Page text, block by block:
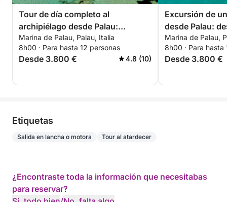
Tour de día completo al
archipiélago desde Palau:
Caprera, Maddalena, Spargi y
Budelli
Marina de Palau, Palau, Italia
8h00 · Para hasta 12 personas
Desde 3.800 € 4.8 (10)
Excursión de
desde Palau:
Maddalena
Marina de Palau,
8h00 · Para hasta
Desde 3.800 €
Etiquetas
Salida en lancha o motora Tour al atardecer
¿Encontraste toda la información que necesitabas
para reservar?